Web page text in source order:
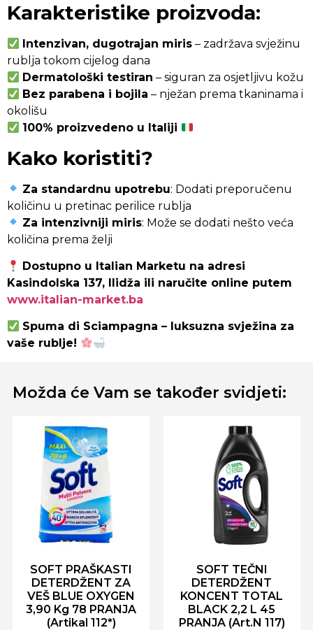
Karakteristike proizvoda:
Intenzivan, dugotrajan miris – zadržava svježinu
rublja tokom cijelog dana
Dermatološki testiran – siguran za osjetljivu kožu
Bez parabena i bojila – nježan prema tkaninama i
okolišu
100% proizvedeno u Italiji
Kako koristiti?
Za standardnu upotrebu: Dodati preporučenu
količinu u pretinac perilice rublja
Za intenzivniji miris: Može se dodati nešto veća
količina prema želji
Dostupno u Italian Marketu na adresi
Kasindolska 137, Ilidža ili naručite online putem
www.italian-market.ba
Spuma di Sciampagna – luksuzna svježina za
vaše rublje!
Možda će Vam se također svidjeti:
SOFT PRAŠKASTI
DETERDŽENT ZA
VEŠ BLUE OXYGEN
3,90 Kg 78 PRANJA
(Artikal 112*)
SOFT TEČNI
DETERDŽENT
KONCENT TOTAL
BLACK 2,2 L 45
PRANJA (Art.N 117)